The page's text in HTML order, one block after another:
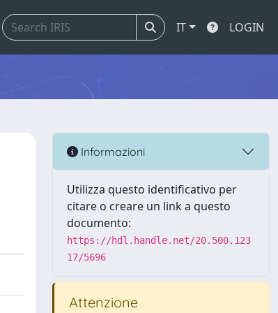
IT LOGIN
Informazioni
Utilizza questo identificativo per
citare o creare un link a questo
documento:
https://hdl.handle.net/20.500.123
17/5696
Attenzione